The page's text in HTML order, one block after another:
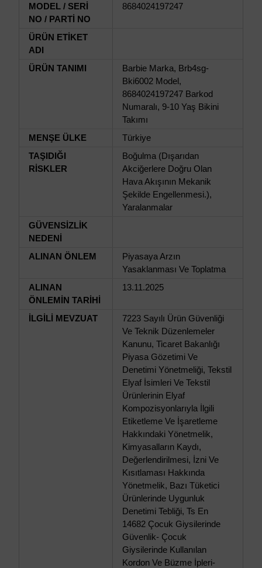
MODEL / SERİ
NO / PARTİ NO
8684024197247
ÜRÜN ETİKET
ADI
ÜRÜN TANIMI
Barbie Marka, Brb4sg-
Bki6002 Model,
8684024197247 Barkod
Numaralı, 9-10 Yaş Bikini
Takımı
MENŞE ÜLKE
Türkiye
TAŞIDIĞI
RİSKLER
Boğulma (Dışarıdan
Akciğerlere Doğru Olan
Hava Akışının Mekanik
Şekilde Engellenmesi.),
Yaralanmalar
GÜVENSİZLİK
NEDENİ
ALINAN ÖNLEM
Piyasaya Arzın
Yasaklanması Ve Toplatma
ALINAN
ÖNLEMİN TARİHİ
13.11.2025
İLGİLİ MEVZUAT
7223 Sayılı Ürün Güvenliği
Ve Teknik Düzenlemeler
Kanunu, Ticaret Bakanlığı
Piyasa Gözetimi Ve
Denetimi Yönetmeliği, Tekstil
Elyaf İsimleri Ve Tekstil
Ürünlerinin Elyaf
Kompozisyonlarıyla İlgili
Etiketleme Ve İşaretleme
Hakkındaki Yönetmelik,
Kimyasalların Kaydı,
Değerlendirilmesi, İzni Ve
Kısıtlaması Hakkında
Yönetmelik, Bazı Tüketici
Ürünlerinde Uygunluk
Denetimi Tebliği, Ts En
14682 Çocuk Giysilerinde
Güvenlik- Çocuk
Giysilerinde Kullanılan
Kordon Ve Büzme İpleri-